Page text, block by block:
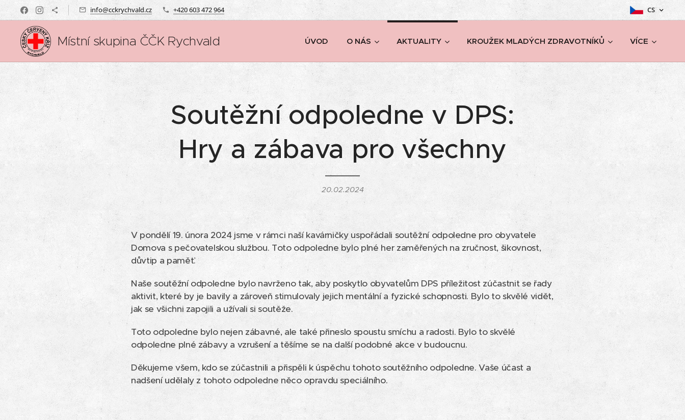
info@cckrychvald.cz +420 603 472 964 CS
Místní skupina ČČK Rychvald ÚVOD O NÁS AKTUALITY KROUŽEK MLADÝCH ZDRAVOTNÍKŮ VÍCE
Soutěžní odpoledne v DPS:
Hry a zábava pro všechny
20.02.2024
V pondělí 19. února 2024 jsme v rámci naší kavárničky uspořádali soutěžní odpoledne pro obyvatele
Domova s pečovatelskou službou. Toto odpoledne bylo plné her zaměřených na zručnost, šikovnost,
důvtip a paměť.
Naše soutěžní odpoledne bylo navrženo tak, aby poskytlo obyvatelům DPS příležitost zúčastnit se řady
aktivit, které by je bavily a zároveň stimulovaly jejich mentální a fyzické schopnosti. Bylo to skvělé vidět,
jak se všichni zapojili a užívali si soutěže.
Toto odpoledne bylo nejen zábavné, ale také přineslo spoustu smíchu a radosti. Bylo to skvělé
odpoledne plné zábavy a vzrušení a těšíme se na další podobné akce v budoucnu.
Děkujeme všem, kdo se zúčastnili a přispěli k úspěchu tohoto soutěžního odpoledne. Vaše účast a
nadšení udělaly z tohoto odpoledne něco opravdu speciálního.